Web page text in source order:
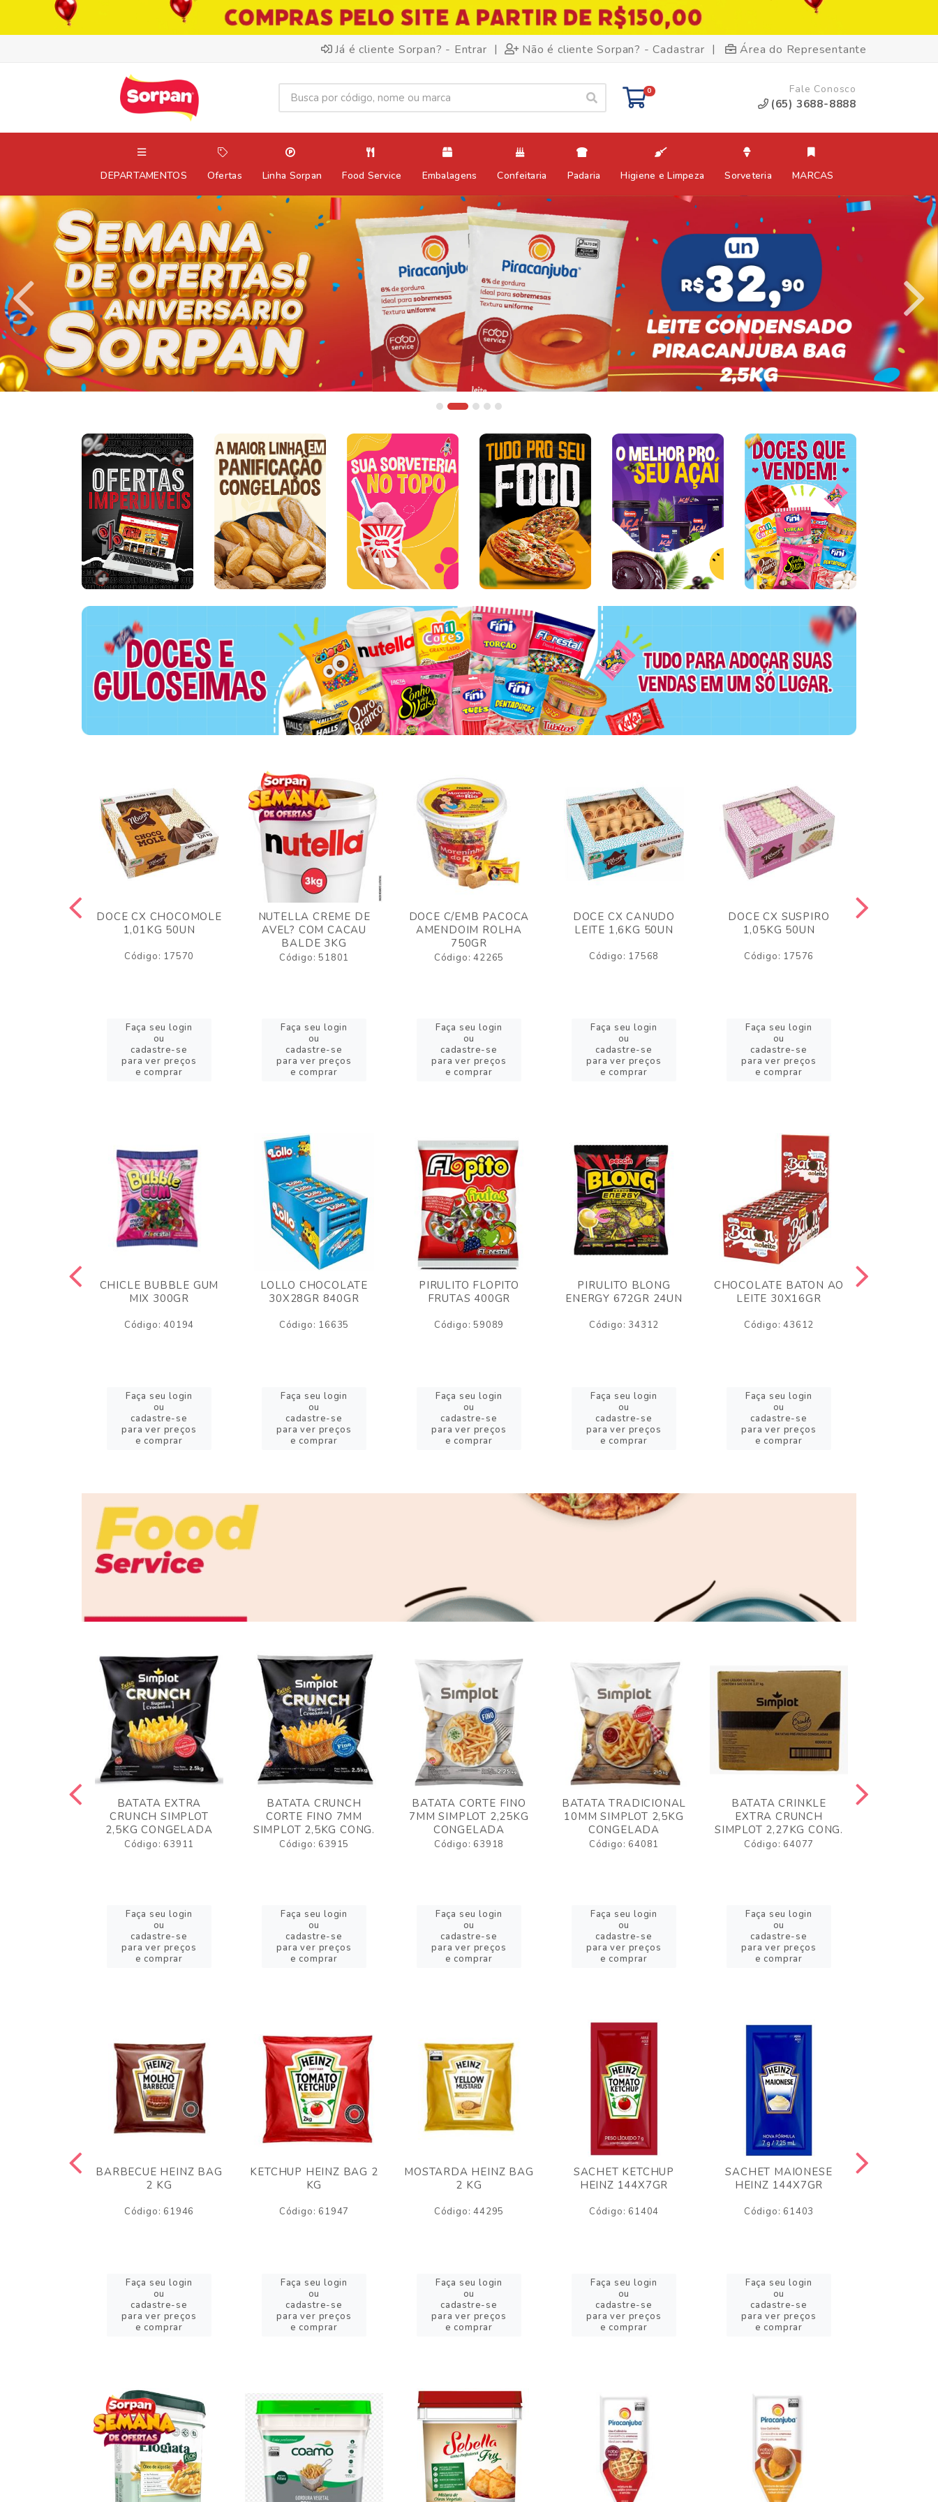
Já é cliente Sorpan? - Entrar | Não é cliente Sorpan? - Cadastrar | Área do Representante
0 Fale Conosco
(65) 3688-8888
DEPARTAMENTOS Ofertas Linha Sorpan Food Service Embalagens Confeitaria Padaria Higiene e Limpeza Sorveteria MARCAS
DOCE CX CHOCOMOLE
1,01KG 50UN
Código: 17570
Faça seu login
ou
cadastre-se
para ver preços
e comprar
NUTELLA CREME DE
AVEL? COM CACAU
BALDE 3KG
Código: 51801
Faça seu login
ou
cadastre-se
para ver preços
e comprar
DOCE C/EMB PACOCA
AMENDOIM ROLHA
750GR
Código: 42265
Faça seu login
ou
cadastre-se
para ver preços
e comprar
DOCE CX CANUDO
LEITE 1,6KG 50UN
Código: 17568
Faça seu login
ou
cadastre-se
para ver preços
e comprar
DOCE CX SUSPIRO
1,05KG 50UN
Código: 17576
Faça seu login
ou
cadastre-se
para ver preços
e comprar
CHICLE BUBBLE GUM
MIX 300GR
Código: 40194
Faça seu login
ou
cadastre-se
para ver preços
e comprar
LOLLO CHOCOLATE
30X28GR 840GR
Código: 16635
Faça seu login
ou
cadastre-se
para ver preços
e comprar
PIRULITO FLOPITO
FRUTAS 400GR
Código: 59089
Faça seu login
ou
cadastre-se
para ver preços
e comprar
PIRULITO BLONG
ENERGY 672GR 24UN
Código: 34312
Faça seu login
ou
cadastre-se
para ver preços
e comprar
CHOCOLATE BATON AO
LEITE 30X16GR
Código: 43612
Faça seu login
ou
cadastre-se
para ver preços
e comprar
BATATA EXTRA
CRUNCH SIMPLOT
2,5KG CONGELADA
Código: 63911
Faça seu login
ou
cadastre-se
para ver preços
e comprar
BATATA CRUNCH
CORTE FINO 7MM
SIMPLOT 2,5KG CONG.
Código: 63915
Faça seu login
ou
cadastre-se
para ver preços
e comprar
BATATA CORTE FINO
7MM SIMPLOT 2,25KG
CONGELADA
Código: 63918
Faça seu login
ou
cadastre-se
para ver preços
e comprar
BATATA TRADICIONAL
10MM SIMPLOT 2,5KG
CONGELADA
Código: 64081
Faça seu login
ou
cadastre-se
para ver preços
e comprar
BATATA CRINKLE
EXTRA CRUNCH
SIMPLOT 2,27KG CONG.
Código: 64077
Faça seu login
ou
cadastre-se
para ver preços
e comprar
BARBECUE HEINZ BAG
2 KG
Código: 61946
Faça seu login
ou
cadastre-se
para ver preços
e comprar
KETCHUP HEINZ BAG 2
KG
Código: 61947
Faça seu login
ou
cadastre-se
para ver preços
e comprar
MOSTARDA HEINZ BAG
2 KG
Código: 44295
Faça seu login
ou
cadastre-se
para ver preços
e comprar
SACHET KETCHUP
HEINZ 144X7GR
Código: 61404
Faça seu login
ou
cadastre-se
para ver preços
e comprar
SACHET MAIONESE
HEINZ 144X7GR
Código: 61403
Faça seu login
ou
cadastre-se
para ver preços
e comprar